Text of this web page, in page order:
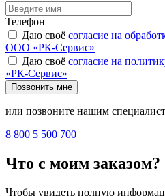
Телефон
Даю своё согласие на
ООО «РК-Сервис»
Даю своё согласие на
«РК-Сервис»
Позвонить мне
или позвоните нашим
8 800 5 500 700
Что с моим заказом?
Чтобы увидеть полную